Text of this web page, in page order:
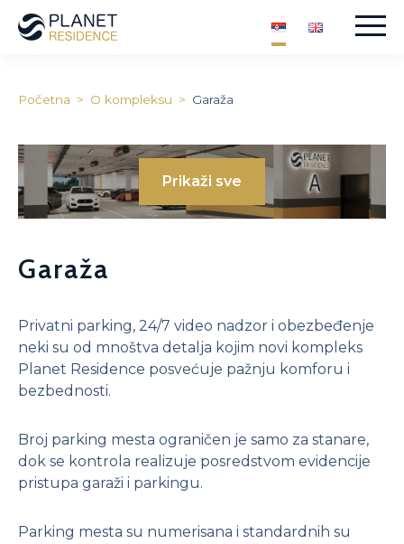
Skip
SPA Centar
Garaža
Parking
Recepcija i obezbeđenje
Katalog stanova
Garsonjera I – PRODATO
Garsonjera II sa dvorištem – PRODATO
Dvosoban stan I – PRODATO
Dvosoban stan sa dvorištem – PRODATO
Početna > O kompleksu > Garaža
Prikaži sve
Garaža
Privatni parking, 24/7 video nadzor i obezbeđenje
neki su od mnoštva detalja kojim novi kompleks
Planet Residence posvećuje pažnju komforu i
bezbednosti.
Broj parking mesta ograničen je samo za stanare,
dok se kontrola realizuje posredstvom evidencije
pristupa garaži i parkingu.
Parking mesta su numerisana i standardnih su